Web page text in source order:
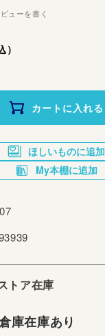
ューを書く
カートに入れる
ほしいものに追加
My本棚に追加
トア在庫
庫在庫あり